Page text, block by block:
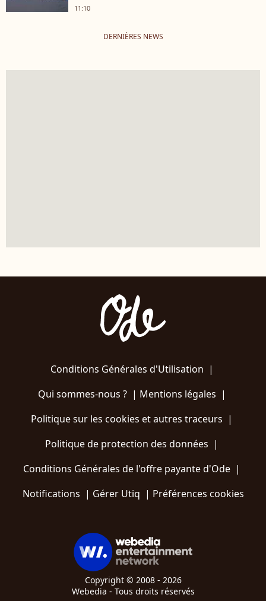
11:10
DERNIÈRES NEWS
Conditions Générales d'Utilisation |
Qui sommes-nous ?| Mentions légales |
Politique sur les cookies et autres traceurs |
Politique de protection des données |
Conditions Générales de l'offre payante d'Ode |
Notifications | Gérer Utiq | Préférences cookies
Copyright © 2008 - 2026
Webedia - Tous droits réservés